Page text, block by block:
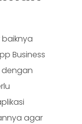
Business
dengan
agar